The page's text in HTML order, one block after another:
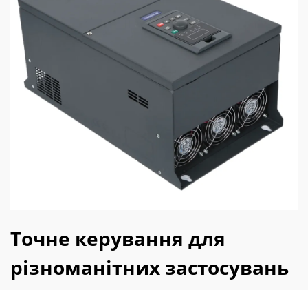
Точне керування для
різноманітних застосувань